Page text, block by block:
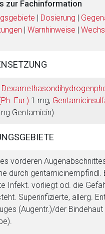
zur Fachinformation
| Dosierung |
| Warnhinweise |
Eur.) 1 mg,
Gentamicin)
vorderen
durch gentamicinempfindl.
Infekt. vorliegt od. die
Superinfizierte, allerg.
(Augentr.)/der